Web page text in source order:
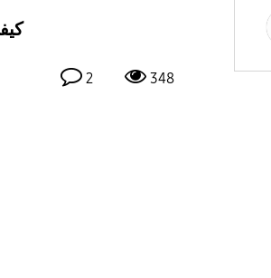
2 348